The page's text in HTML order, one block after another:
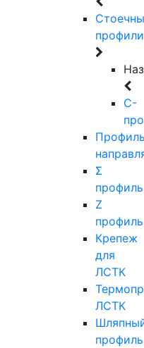
профили
C-
Профиль
Σ
профиль
Z
профиль
Крепеж
для
ЛСТК
ЛСТК
профиль